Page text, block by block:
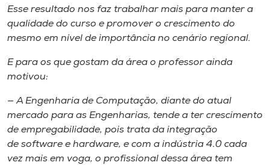
Esse resultado nos faz trabalhar mais para manter a
qualidade do curso e promover o crescimento do
mesmo em nível de importância no cenário regional.
E para os que gostam da área o professor ainda
motivou:
— A Engenharia de Computação, diante do atual
mercado para as Engenharias, tende a ter crescimento
de empregabilidade, pois trata da integração
de software e hardware, e com a indústria 4.0 cada
vez mais em voga, o profissional dessa área tem